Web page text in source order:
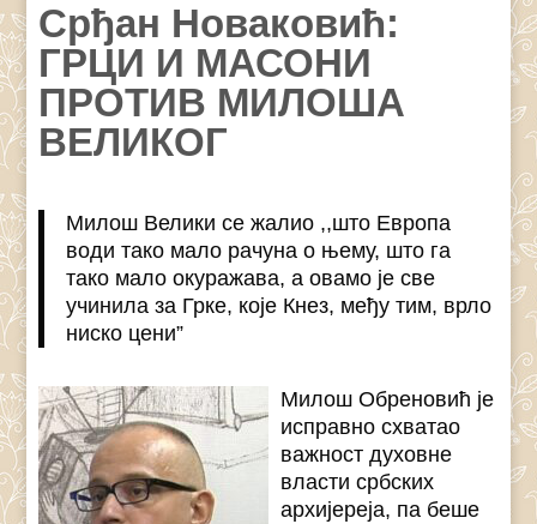
Срђан Новаковић:
ГРЦИ И МАСОНИ
ПРОТИВ МИЛОША
ВЕЛИКОГ
Милош Велики се жалио ,,што Европа
води тако мало рачуна о њему, што га
тако мало окуражава, а овамо је све
учинила за Грке, које Кнез, међу тим, врло
ниско цени”
Милош Обреновић је
исправно схватао
важност духовне
власти србских
архијереја, па беше